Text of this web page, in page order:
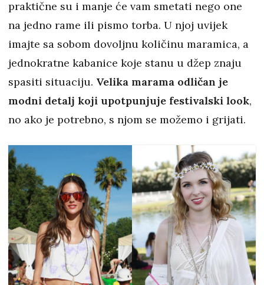
praktične su i manje će vam smetati nego one
na jedno rame ili pismo torba. U njoj uvijek
imajte sa sobom dovoljnu količinu maramica, a
jednokratne kabanice koje stanu u džep znaju
spasiti situaciju. Velika marama odličan je
modni detalj koji upotpunjuje festivalski look,
no ako je potrebno, s njom se možemo i grijati.